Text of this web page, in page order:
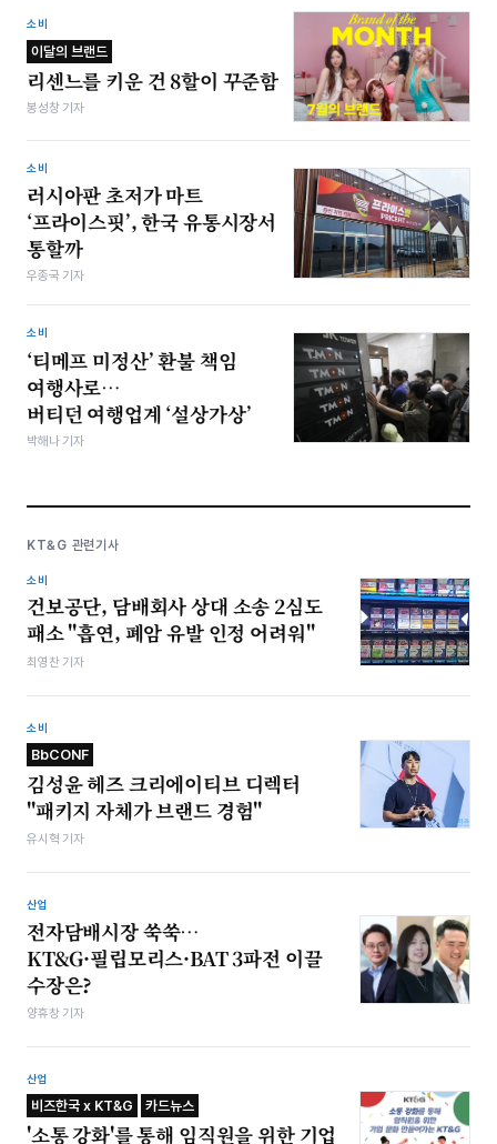
소비
이달의 브랜드
리센느를 키운 건 8할이 꾸준함
봉성창 기자
소비
러시아판 초저가 마트
‘프라이스핏’, 한국 유통시장서
통할까
우종국 기자
소비
‘티메프 미정산’ 환불 책임
여행사로…
버티던 여행업계 ‘설상가상’
박해나 기자
KT&G 관련기사
소비
건보공단, 담배회사 상대 소송 2심도
패소 "흡연, 폐암 유발 인정 어려워"
최영찬 기자
소비
BbCONF
김성윤 헤즈 크리에이티브 디렉터
"패키지 자체가 브랜드 경험"
유시혁 기자
산업
전자담배시장 쑥쑥…
KT&G·필립모리스·BAT 3파전 이끌
수장은?
양휴창 기자
산업
비즈한국 x KT&G 카드뉴스
'소통 강화'를 통해 임직원을 위한 기업